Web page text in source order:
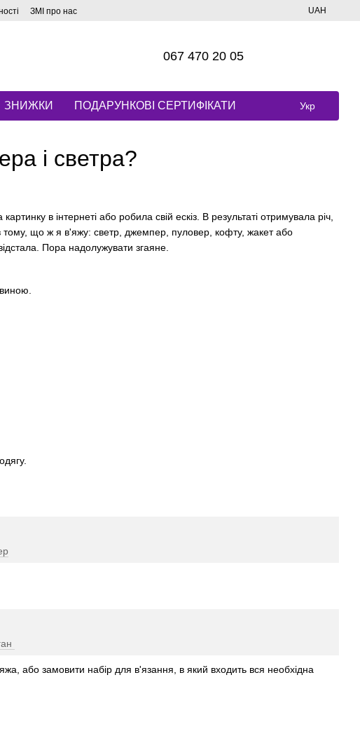
ЗМІ про нас UAH
067 470 20 05
ЗНИЖКИ ПОДАРУНКОВІ СЕРТИФІКАТИ Укр
і светра?
в інтернеті або робила свій ескіз. В результаті отримувала річ,
тому, що ж я в'яжу: светр, джемпер, пуловер, кофту, жакет або
Пора надолужувати згаяне.
або замовити набір для в'язання, в який входить вся необхідна